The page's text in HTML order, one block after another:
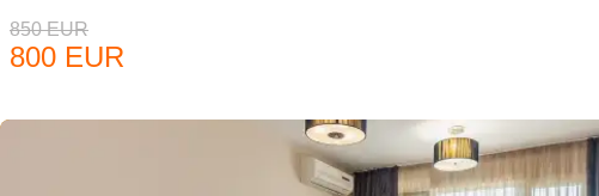
850 EUR
800 EUR